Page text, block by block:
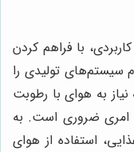
با فراهم کردن
تولیدی را
به هوای با رطوبت
امری ضروری است. به
استفاده از هوای